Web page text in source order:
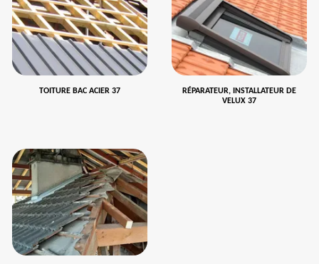
TOITURE BAC ACIER 37
RÉPARATEUR, INSTALLATEUR DE
VELUX 37